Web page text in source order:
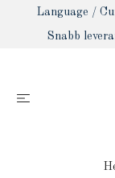
Language /
Snabb